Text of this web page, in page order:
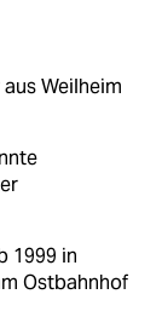
Weilheim
1999 in
Ostbahnhof